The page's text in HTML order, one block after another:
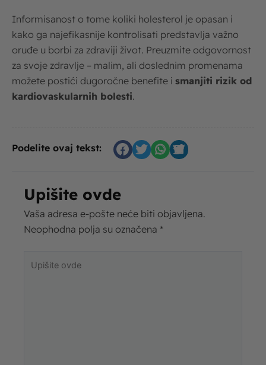
Informisanost o tome koliki holesterol je opasan i
kako ga najefikasnije kontrolisati predstavlja važno
oruđe u borbi za zdraviji život. Preuzmite odgovornost
za svoje zdravlje – malim, ali doslednim promenama
možete postići dugoročne benefite i smanjiti rizik od
kardiovaskularnih bolesti.
Podelite ovaj tekst:
Upišite ovde
Vaša adresa e-pošte neće biti objavljena.
Neophodna polja su označena *
ovde